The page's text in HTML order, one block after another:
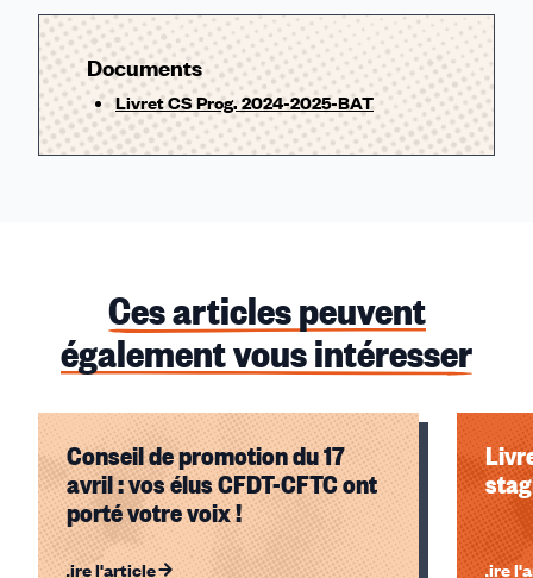
Documents
Livret CS Prog. 2024-2025-BAT
Ces articles peuvent
également vous intéresser
Conseil de promotion du 17
avril : vos élus CFDT-CFTC ont
porté votre voix !
Lire l'article Lire